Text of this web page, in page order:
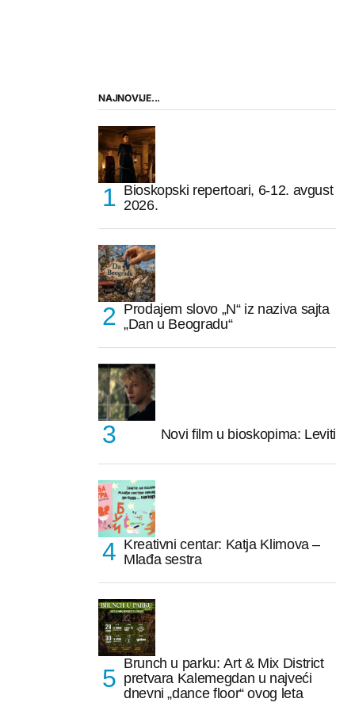
NAJNOVIJE...
Bioskopski repertoari, 6-12. avgust
2026.
Prodajem slovo „N“ iz naziva sajta
„Dan u Beogradu“
Novi film u bioskopima: Leviti
Kreativni centar: Katja Klimova –
Mlađa sestra
Brunch u parku: Art & Mix District
pretvara Kalemegdan u najveći
dnevni „dance floor“ ovog leta